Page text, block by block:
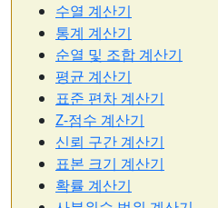
수열 계산기
통계 계산기
순열 및 조합 계산기
평균 계산기
표준 편차 계산기
Z-점수 계산기
신뢰 구간 계산기
표본 크기 계산기
확률 계산기